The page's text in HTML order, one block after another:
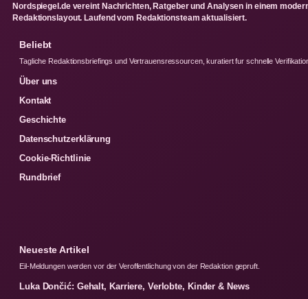
Nordspiegel.de vereint Nachrichten, Ratgeber und Analysen in einem
Redaktionslayout. Laufend vom Redaktionsteam aktualisiert.
Beliebt
Tagliche Redaktionsbriefings und Vertrauensressourcen, kuratiert fur schnelle
Über uns
Kontakt
Geschichte
Datenschutzerklärung
Cookie-Richtlinie
Rundbrief
Neueste Artikel
Eil-Meldungen werden vor der Veroffentlichung von der Redaktion gepruft.
Luka Dončić: Gehalt, Karriere, Verlobte, Kinder & News